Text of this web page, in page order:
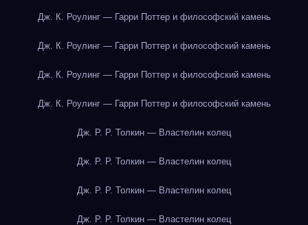
Дж. К. Роулинг — Гарри Поттер и философский камень
Дж. К. Роулинг — Гарри Поттер и философский камень
Дж. К. Роулинг — Гарри Поттер и философский камень
Дж. К. Роулинг — Гарри Поттер и философский камень
Дж. Р. Р. Толкин — Властелин колец
Дж. Р. Р. Толкин — Властелин колец
Дж. Р. Р. Толкин — Властелин колец
Дж. Р. Р. Толкин — Властелин колец